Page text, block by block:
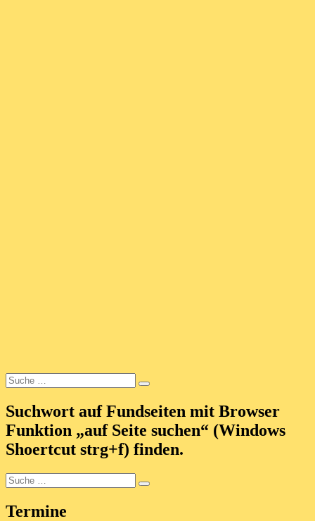
Suche
nach:
Suchen
Suchwort auf Fundseiten mit Browser
Funktion „auf Seite suchen“ (Windows
Shoertcut strg+f) finden.
Suche
nach:
Suchen
Termine